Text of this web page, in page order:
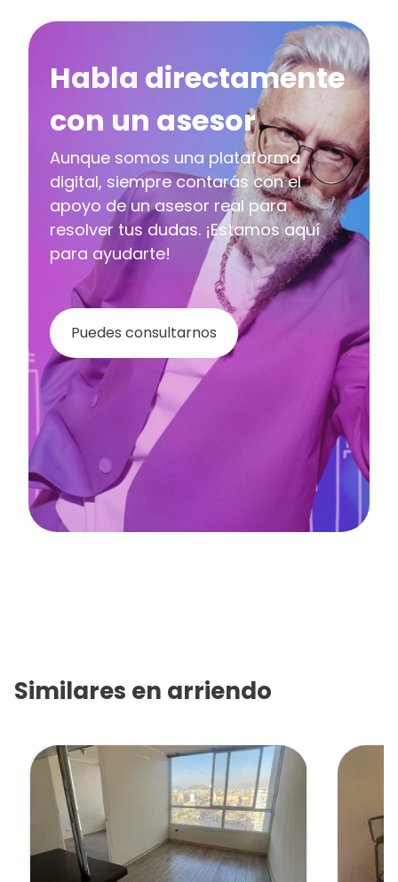
Habla directamente
con un asesor
Aunque somos una plataforma
digital, siempre contarás con el
apoyo de un asesor real para
resolver tus dudas. ¡Estamos aquí
para ayudarte!
Puedes consultarnos
Similares en arriendo